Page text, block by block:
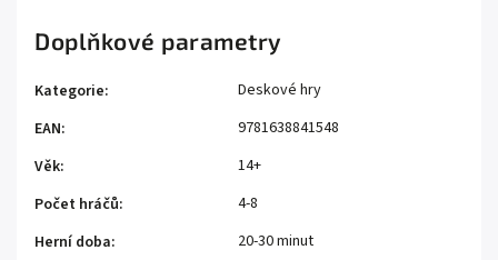
Doplňkové parametry
Kategorie:
Deskové hry
EAN:
9781638841548
Věk:
14+
Počet hráčů:
4-8
Herní doba:
20-30 minut